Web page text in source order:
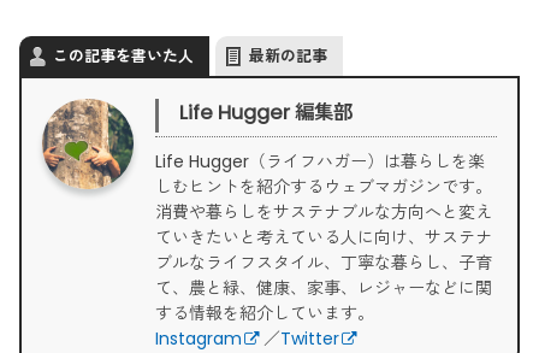
この記事を書いた人 最新の記事
Life Hugger 編集部
Life Hugger（ライフハガー）は暮らしを楽
しむヒントを紹介するウェブマガジンです。
消費や暮らしをサステナブルな方向へと変え
ていきたいと考えている人に向け、サステナ
ブルなライフスタイル、丁寧な暮らし、子育
て、農と緑、健康、家事、レジャーなどに関
する情報を紹介しています。
Instagram
／Twitter